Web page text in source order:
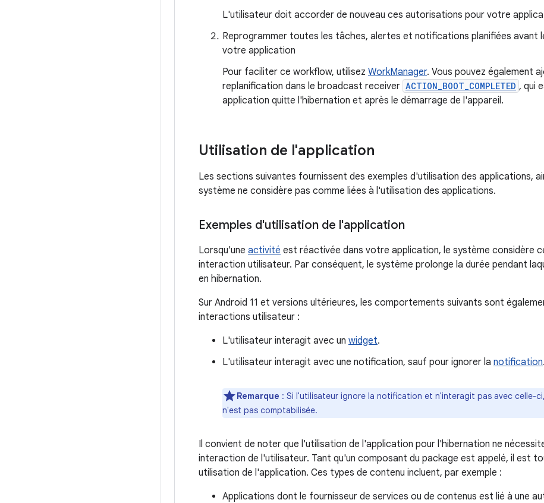
L'utilisateur doit accorder de nouveau ces autorisations pour votre
Reprogrammer toutes les tâches, alertes et notifications planifiées avant
votre application
Pour faciliter ce workflow, utilisez WorkManager. Vous pouvez également
replanification dans le broadcast receiver ACTION_BOOT_COMPLETED , qui
application quitte l'hibernation et après le démarrage de l'appareil.
Utilisation de l'application
Les sections suivantes fournissent des exemples d'utilisation des applications,
système ne considère pas comme liées à l'utilisation des applications.
Exemples d'utilisation de l'application
Lorsqu'une activité est réactivée dans votre application, le système considère
interaction utilisateur. Par conséquent, le système prolonge la durée pendant
en hibernation.
Sur Android 11 et versions ultérieures, les comportements suivants sont
interactions utilisateur :
L'utilisateur interagit avec un widget.
L'utilisateur interagit avec une notification, sauf pour ignorer la notification.
Remarque : Si l'utilisateur ignore la notification et n'interagit pas avec celle-
n'est pas comptabilisée.
Il convient de noter que l'utilisation de l'application pour l'hibernation ne
interaction de l'utilisateur. Tant qu'un composant du package est appelé, il est
utilisation de l'application. Ces types de contenu incluent, par exemple :
Applications dont le fournisseur de services ou de contenus est lié à une